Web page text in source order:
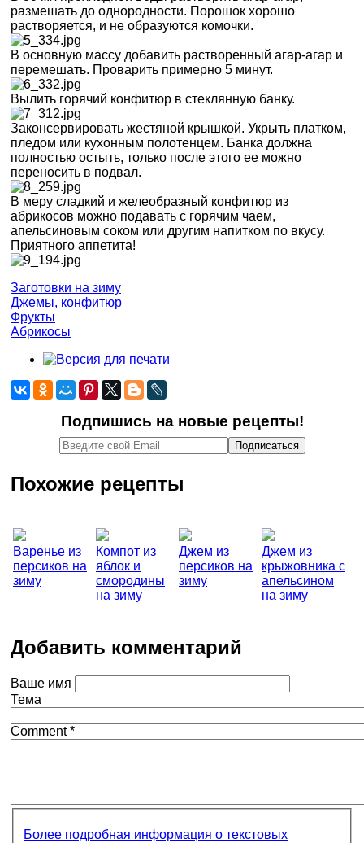
размешать до однородности. Порошок хорошо
растворяется, и не образуются комочки.
В основную массу добавить растворенный агар-агар и
перемешать. Проварить примерно 5 минут.
Вылить горячий конфитюр в стеклянную банку.
Законсервировать жестяной крышкой. Укрыть платком,
пледом или кухонным полотенцем. Банка должна
полностью остыть, только после этого ее можно
переносить в подвал.
В меру сладкий и желеобразный конфитюр из
абрикосов можно подавать с горячим чаем,
апельсиновым соком или другим напитком по вкусу.
Приятного аппетита!
Заготовки на зиму
Джемы, конфитюр
Фрукты
Абрикосы
Подпишись на новые рецепты!
Похожие рецепты
Варенье из
персиков на
зиму
Компот из
яблок и
смородины
на зиму
Джем из
персиков на
зиму
Джем из
крыжовника с
апельсином
на зиму
Добавить комментарий
Ваше имя
Тема
Comment*
Более подробная информация о текстовых